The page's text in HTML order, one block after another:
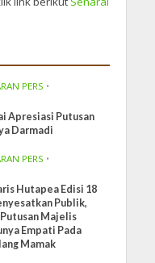
PERS •
Apresiasi Putusan
Darmadi
PERS •
Hutapea Edisi 18
Publik,
Majelis
Empati Pada
Mamak